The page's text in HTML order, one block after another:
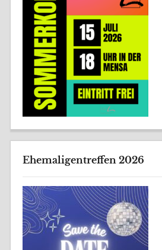
Ehemaligentreffen 2026